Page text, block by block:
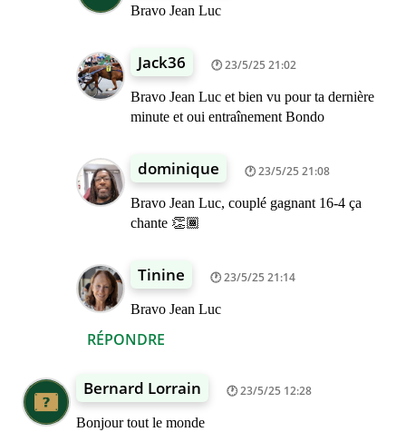
RÉPONDRE
Bravo Jean Luc
Jack36 23/5/25 21:02
Bravo Jean Luc et bien vu pour ta dernière
minute et oui entraînement Bondo
dominique 23/5/25 21:08
Bravo Jean Luc, couplé gagnant 16-4 ça
chante 👏🏾
Tinine 23/5/25 21:14
Bravo Jean Luc
Bernard Lorrain 23/5/25 12:28
Bonjour tout le monde